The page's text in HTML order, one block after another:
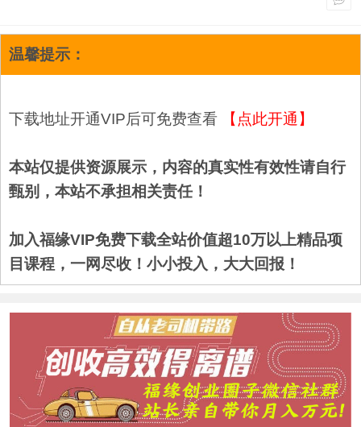
温馨提示：
下载地址开通VIP后可免费查看 【点此开通】
本站仅提供资源展示，内容的真实性有效性请自行
甄别，本站不承担相关责任！
加入福缘VIP免费下载全站价值超10万以上精品项
目课程，一网尽收！小小投入，大大回报！